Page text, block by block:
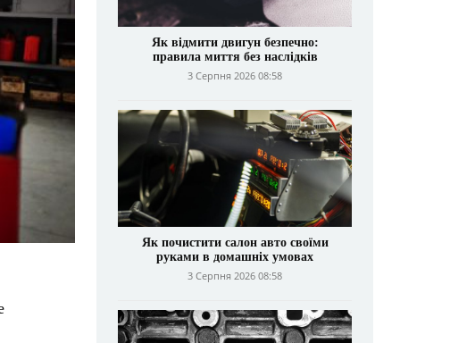
Як відмити двигун безпечно:
правила миття без наслідків
3 Серпня 2026 08:58
Як почистити салон авто своїми
руками в домашніх умовах
3 Серпня 2026 08:58